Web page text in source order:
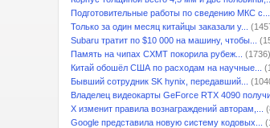
Подготовительные работы по сведению МКС с...
Только за один месяц китайцы заказали у...
Subaru тратит по $10 000 на машину, чтобы...
Память на чипах CXMT покорила рубеж...
(1736)
Китай обошёл США по расходам на научные...
Бывший сотрудник SK hynix, передавший...
Владелец видеокарты GeForce RTX 4090
X изменит правила вознаграждений авторам,...
Google представила новую систему кодовых...